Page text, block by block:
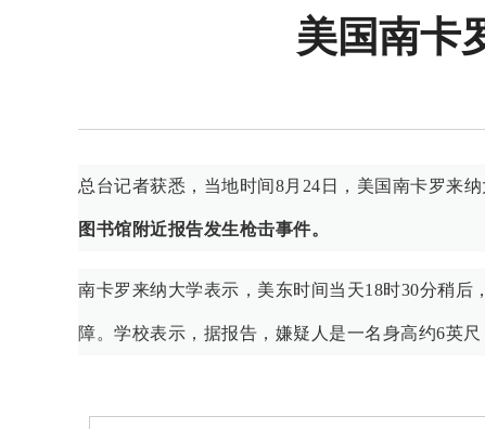
美国南卡
总台记者获悉，当地时间8月24日，美国南卡罗来
图书馆附近报告发生枪击事件。
南卡罗来纳大学表示，美东时间当天18时30分稍
障。学校表示，据报告，嫌疑人是一名身高约6英